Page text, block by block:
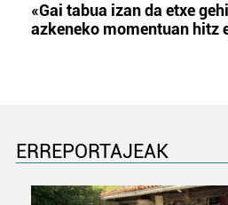
«Gai tabua izan da etxe
azkeneko momentuan hitz
ERREPORTAJEAK